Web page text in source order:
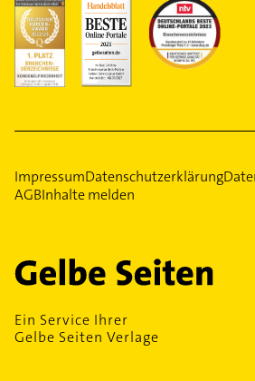
ImpressumDatenschutzerklärung
AGBInhalte melden
Ein Service Ihrer
Gelbe Seiten Verlage